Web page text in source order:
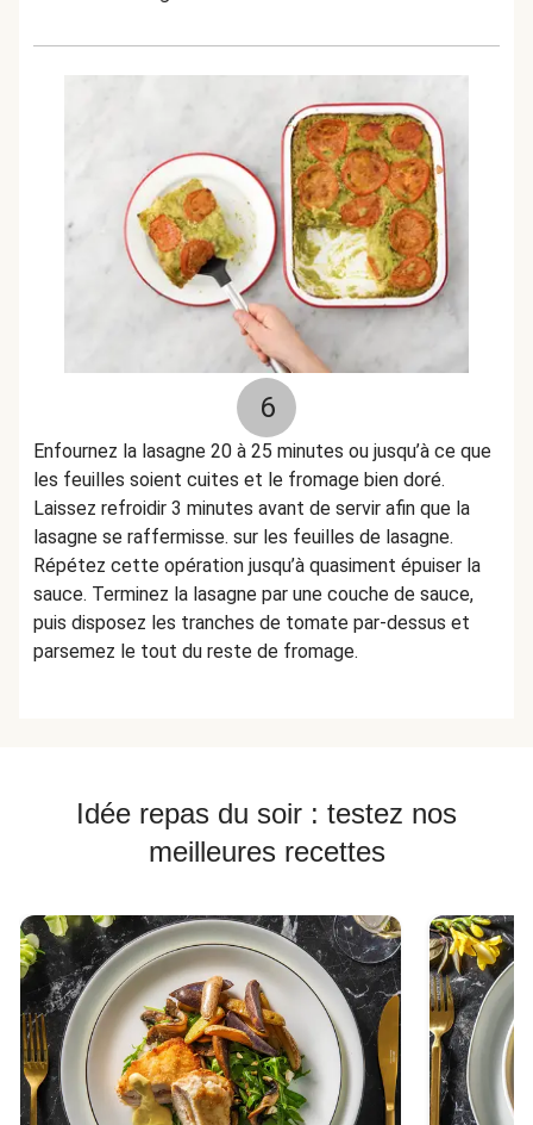
6
Enfournez la lasagne 20 à 25 minutes ou jusqu’à ce que
les feuilles soient cuites et le fromage bien doré.
Laissez refroidir 3 minutes avant de servir afin que la
lasagne se raffermisse. sur les feuilles de lasagne.
Répétez cette opération jusqu’à quasiment épuiser la
sauce. Terminez la lasagne par une couche de sauce,
puis disposez les tranches de tomate par-dessus et
parsemez le tout du reste de fromage.
Idée repas du soir : testez nos
meilleures recettes